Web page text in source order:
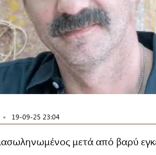
19-09-25 23:04
μετά από βαρύ